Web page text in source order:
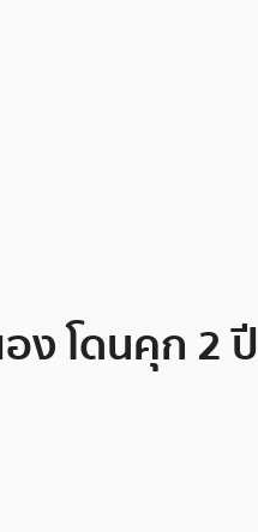
ง โดนคุก 2 ปี